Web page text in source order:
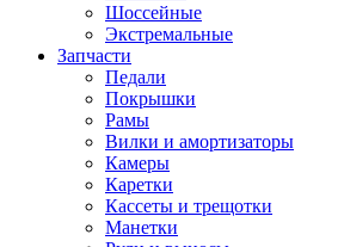
Шоссейные
Экстремальные
Запчасти
Педали
Покрышки
Рамы
Вилки и амортизаторы
Камеры
Каретки
Кассеты и трещотки
Манетки